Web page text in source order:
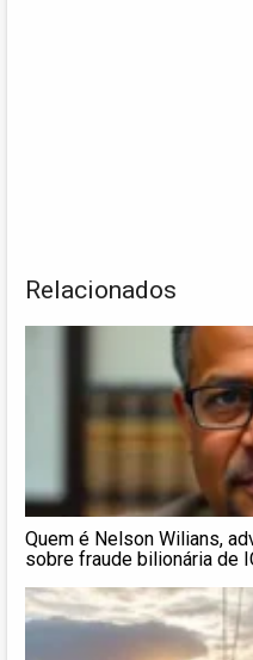
Relacionados
Quem é Nelson Wilians,
sobre fraude bilionária de